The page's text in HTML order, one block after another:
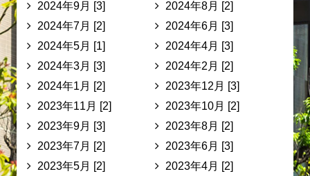
2024年9月 [3]
2024年8月 [2]
2024年7月 [2]
2024年6月 [3]
2024年5月 [1]
2024年4月 [3]
2024年3月 [3]
2024年2月 [2]
2024年1月 [2]
2023年12月 [3]
2023年11月 [2]
2023年10月 [2]
2023年9月 [3]
2023年8月 [2]
2023年7月 [2]
2023年6月 [3]
2023年5月 [2]
2023年4月 [2]